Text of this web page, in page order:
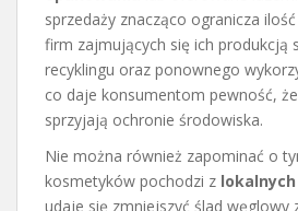
sprzedaży znacząco ogranicza
firm zajmujących się ich produkcją
recyklingu oraz ponownego
co daje konsumentom pewność,
sprzyjają ochronie środowiska.
Nie można również zapominać o
kosmetyków pochodzi z lokalnych
udaje się zmniejszyć ślad węglowy